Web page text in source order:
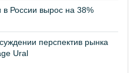
России вырос на 38%
перспектив рынка
Ural